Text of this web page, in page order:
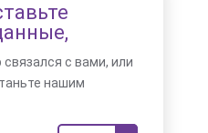
с вами, или
нашим